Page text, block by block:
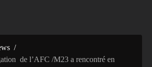
de l’AFC /M23 a rencontré en